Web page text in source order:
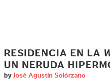
RESIDENCIA EN LA
UN NERUDA
by José Agustín Solórzano